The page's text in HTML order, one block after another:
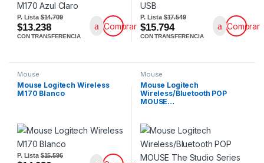
P. Lista$14.709
$13.238
CON TRANSFERENCIA
Comprar
P. Lista$17.549
$15.794
CON TRANSFERENCIA
Comprar
Mouse
Mouse Logitech Wireless
M170 Blanco
P. Lista$15.596
Mouse
Mouse Logitech
Wireless/Bluetooth POP
MOUSE…